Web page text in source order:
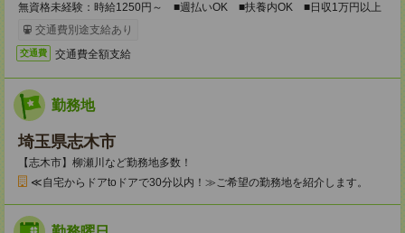
無資格未経験：時給1250円～ ■週払いOK ■扶養内OK ■日収1万円以上
交通費別途支給あり
交通費 交通費全額支給
勤務地
埼玉県志木市
【志木市】柳瀬川など勤務地多数！
≪自宅からドアtoドアで30分以内！≫ご希望の勤務地を紹介します。